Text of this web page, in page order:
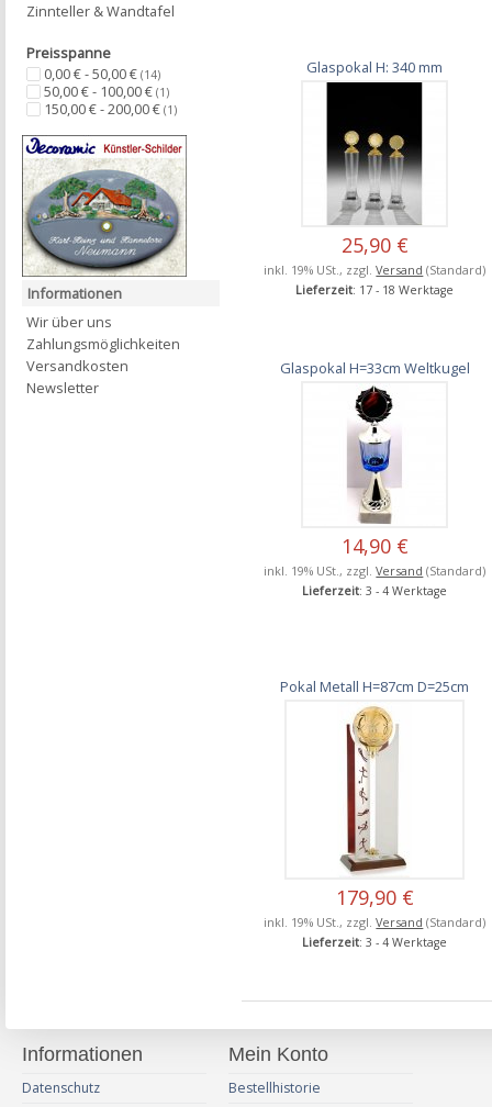
Glaspokal H: 340 mm
25,90 €
inkl. 19% USt., zzgl.Versand (Standard)
Lieferzeit: 17 - 18 Werktage
Glaspokal H=33cm Weltkugel
14,90 €
inkl. 19% USt., zzgl.Versand (Standard)
Lieferzeit: 3 - 4 Werktage
Pokal Metall H=87cm D=25cm
179,90 €
inkl. 19% USt., zzgl.Versand (Standard)
Lieferzeit: 3 - 4 Werktage
Zinnteller & Wandtafel
Preisspanne
0,00 € - 50,00 € (14)
50,00 € - 100,00 € (1)
150,00 € - 200,00 € (1)
Informationen
Wir über uns
Zahlungsmöglichkeiten
Versandkosten
Newsletter
Informationen
Datenschutz
Mein Konto
Bestellhistorie